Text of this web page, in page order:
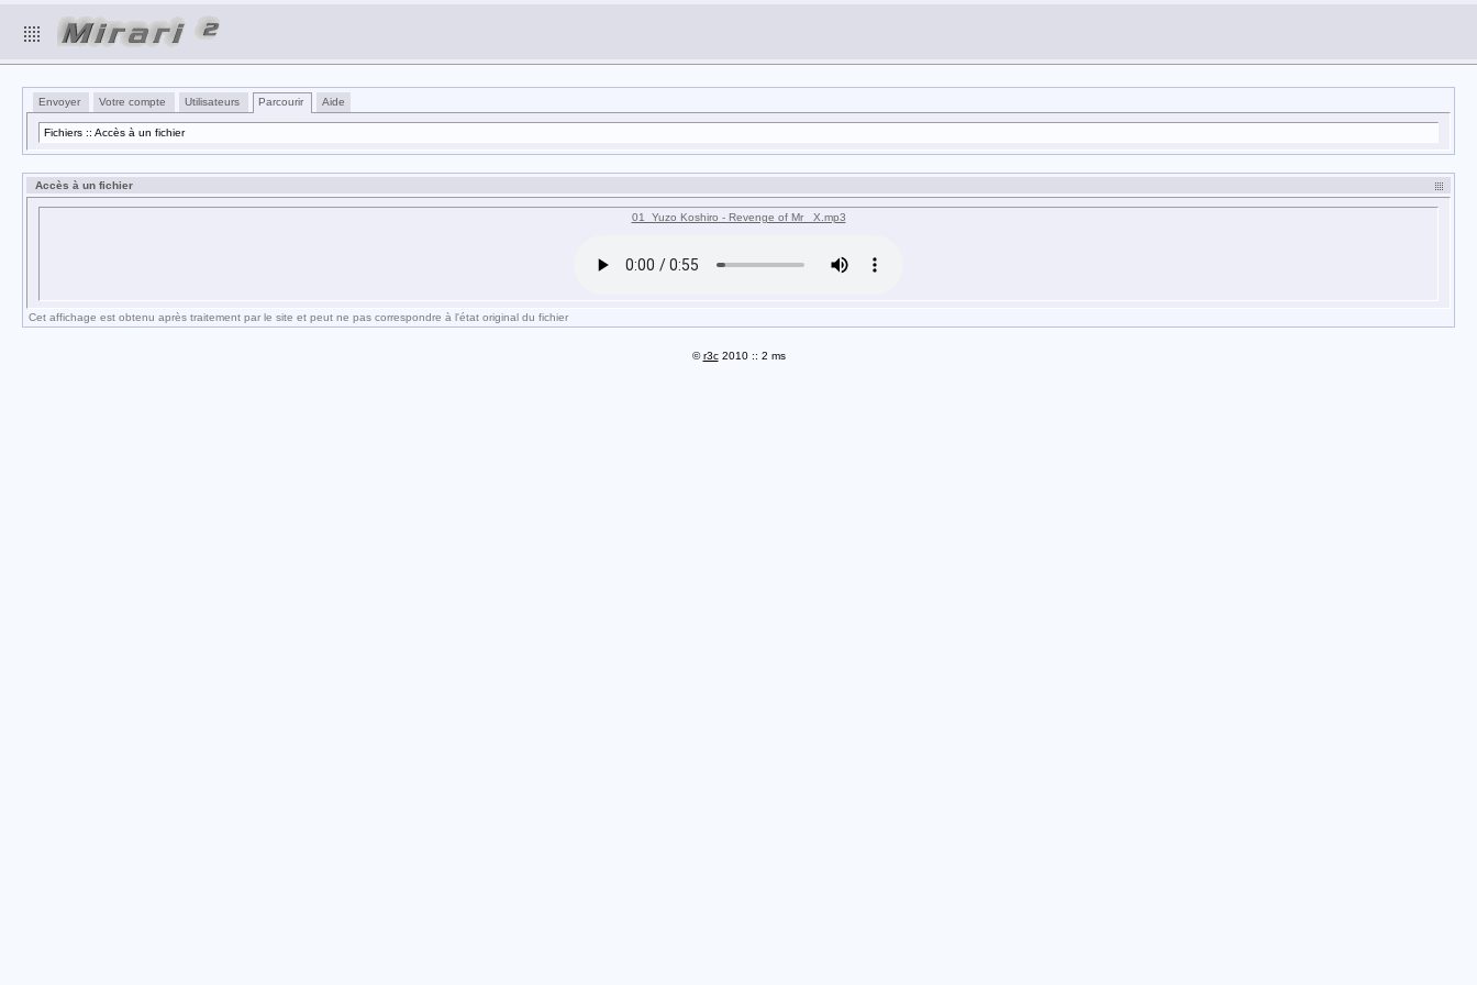
Envoyer Votre compte Utilisateurs Parcourir Aide
Fichiers :: Accès à un fichier
Accès à un fichier
01_Yuzo Koshiro - Revenge of Mr_ X.mp3
Cet affichage est obtenu après traitement par le site et peut ne pas correspondre à l'état original du fichier
©r3c2010 :: 2 ms